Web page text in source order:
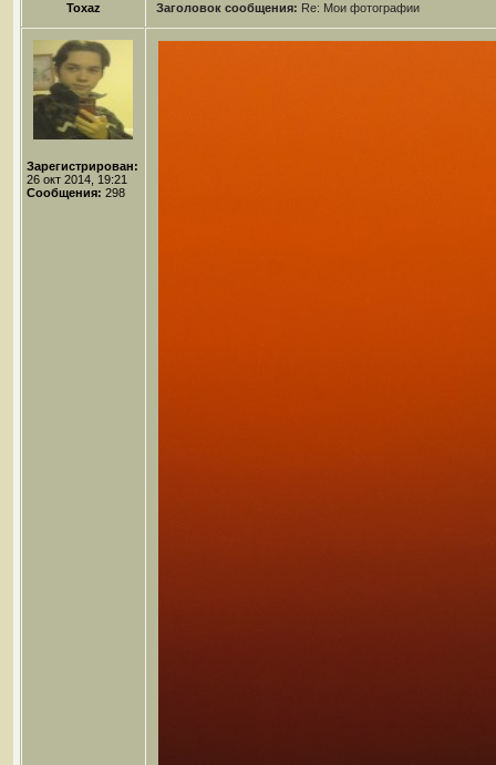
Toxaz Заголовок сообщения: Re: Мои фотографии
Зарегистрирован:
26 окт 2014, 19:21
Сообщения: 298